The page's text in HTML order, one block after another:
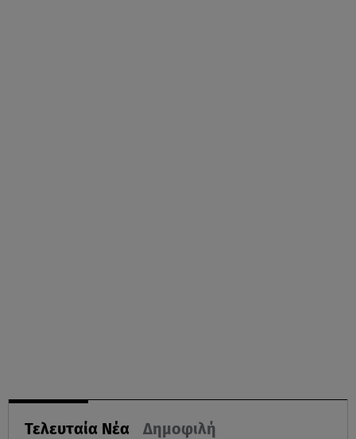
Τελευταία Νέα Δημοφιλή